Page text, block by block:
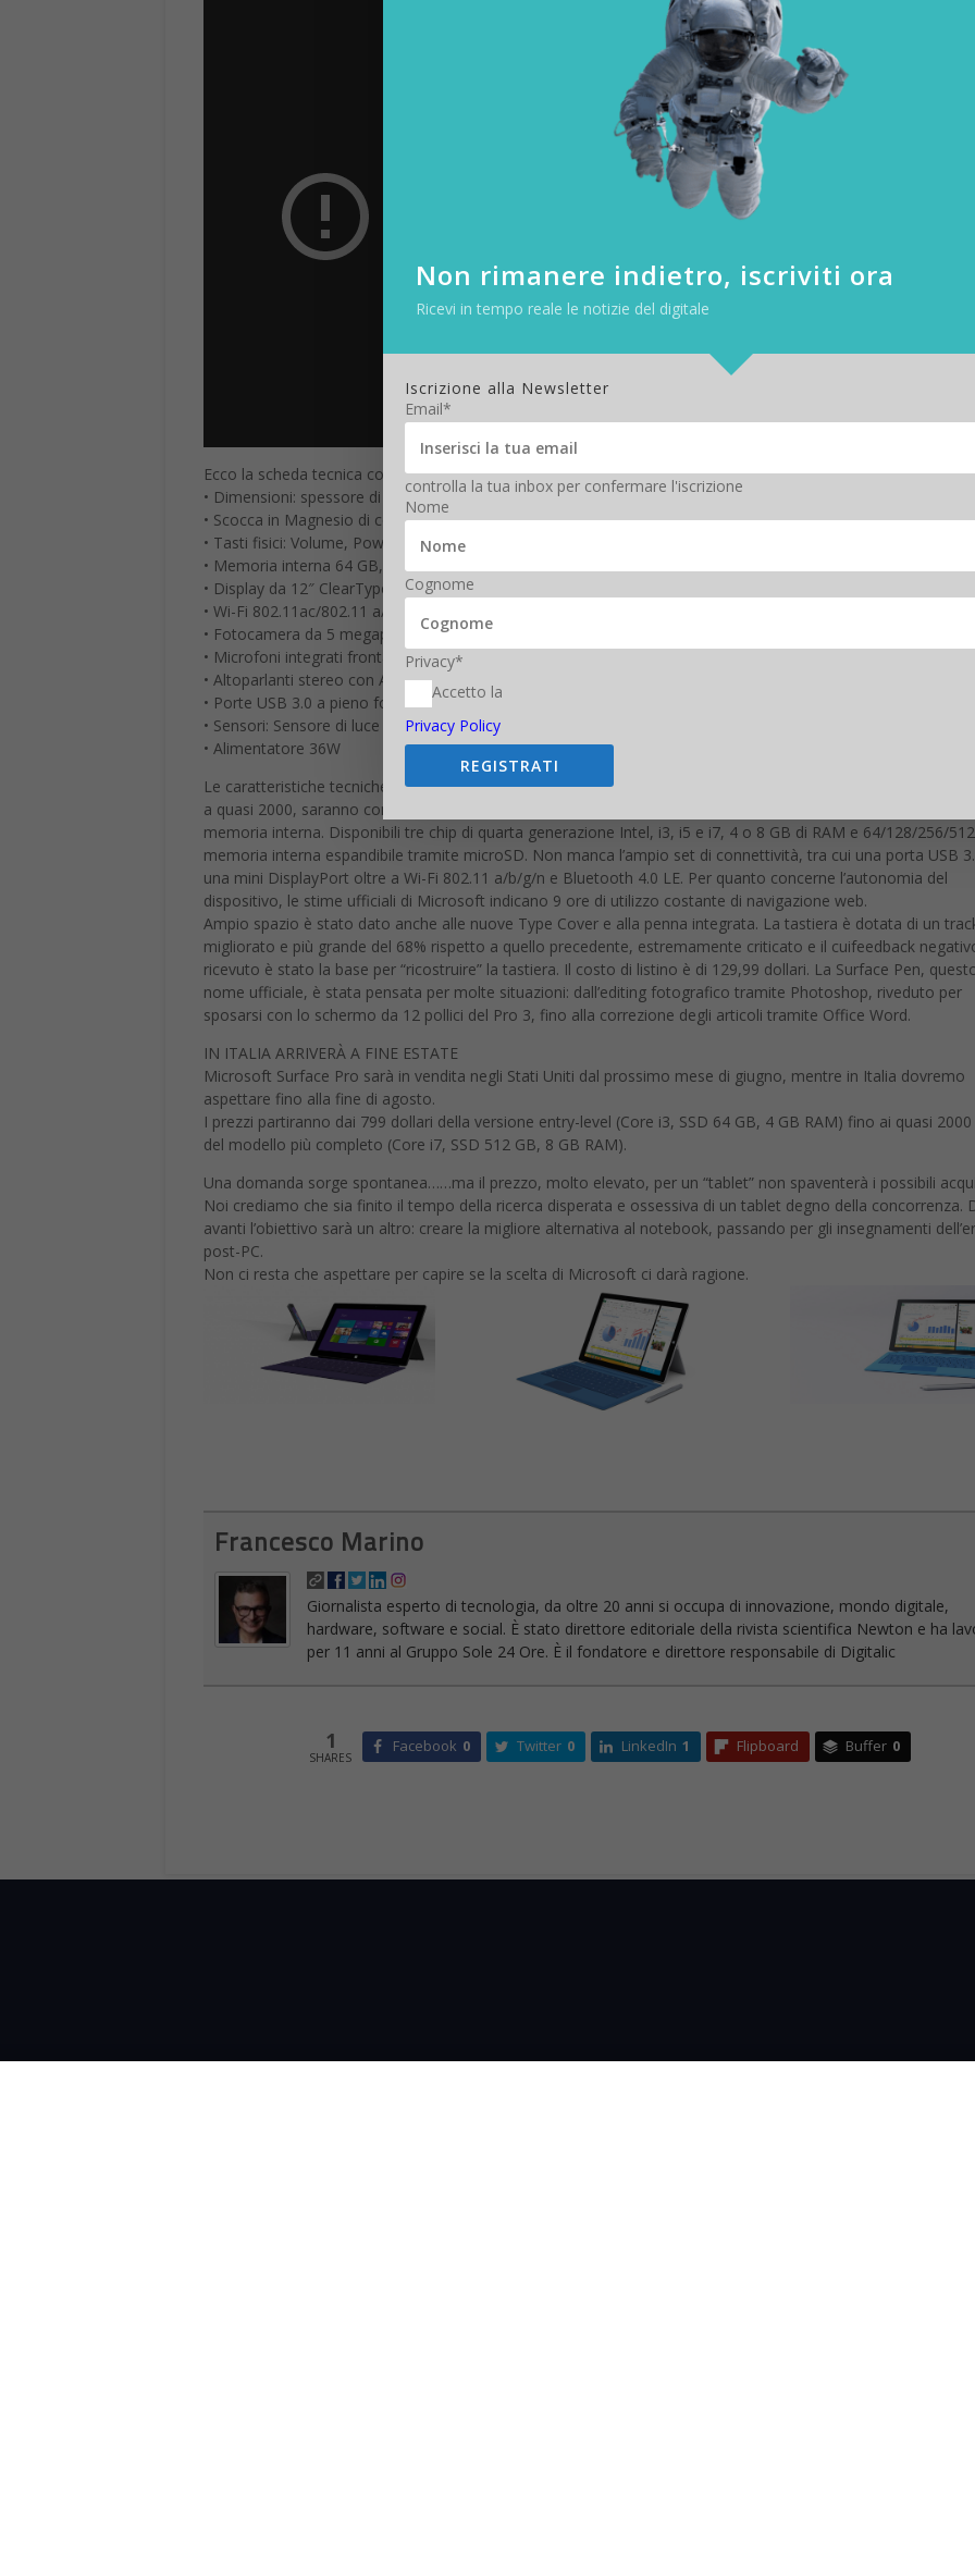
Ecco la scheda tecnica completa:
• Dimensioni: spessore di 9.1 mm e peso di 800 grammi
• Scocca in Magnesio di colore argento
• Tasti fisici: Volume, Power, Home
• Memoria interna 64 GB, 128 GB, 256 GB, 512 GB
• Display da 12″ ClearType con risoluzione 2160 x 1440 pixel con pennino capacitivo con 256 livelli di
• Wi-Fi 802.11ac/802.11 a/b/g/n, Bluetooth 4.0 LE
• Fotocamera da 5 megapixel su retro e fronte con video recording in Full HD 1080p
• Microfoni integrati frontali e posteriori
• Altoparlanti stereo con Audio Dolby
• Porte USB 3.0 a pieno formato, Lettore microSD, Jack cuffie, Mini DisplayPort
• Sensori: Sensore di luce ambientale, Accelerometro, Giroscopio, Magnetometro, Alimentatore
• Alimentatore 36W
Le caratteristiche tecniche dipendono dalla variante scelta. A salire da un prezzo base di 799 dollari, fino ad
a quasi 2000, saranno commercializzati più modelli a seconda del chip Intel integrato, della quantità di RAM e
memoria interna. Disponibili tre chip di quarta generazione Intel, i3, i5 e i7, 4 o 8 GB di RAM e 64/128/256/
memoria interna espandibile tramite microSD. Non manca l’ampio set di connettività, tra cui una porta USB
una mini DisplayPort oltre a Wi-Fi 802.11 a/b/g/n e Bluetooth 4.0 LE. Per quanto concerne l’autonomia del
dispositivo, le stime ufficiali di Microsoft indicano 9 ore di utilizzo costante di navigazione web.
Ampio spazio è stato dato anche alle nuove Type Cover e alla penna integrata. La tastiera è dotata di un
migliorato e più grande del 68% rispetto a quello precedente, estremamente criticato e il cuifeedback
ricevuto è stato la base per “ricostruire” la tastiera. Il costo di listino è di 129,99 dollari. La Surface Pen,
nome ufficiale, è stata pensata per molte situazioni: dall’editing fotografico tramite Photoshop, riveduto per
sposarsi con lo schermo da 12 pollici del Pro 3, fino alla correzione degli articoli tramite Office Word.
IN ITALIA ARRIVERÀ A FINE ESTATE
Microsoft Surface Pro sarà in vendita negli Stati Uniti dal prossimo mese di giugno, mentre in Italia dovremo
aspettare fino alla fine di agosto.
I prezzi partiranno dai 799 dollari della versione entry-level (Core i3, SSD 64 GB, 4 GB RAM) fino ai quasi
del modello più completo (Core i7, SSD 512 GB, 8 GB RAM).
Una domanda sorge spontanea……ma il prezzo, molto elevato, per un “tablet” non spaventerà i possibili
Noi crediamo che sia finito il tempo della ricerca disperata e ossessiva di un tablet degno della concorrenza.
avanti l’obiettivo sarà un altro: creare la migliore alternativa al notebook, passando per gli insegnamenti
post-PC.
Non ci resta che aspettare per capire se la scelta di Microsoft ci darà ragione.
Francesco Marino
Giornalista esperto di tecnologia, da oltre 20 anni si occupa di innovazione, mondo digitale,
hardware, software e social. È stato direttore editoriale della rivista scientifica Newton e ha
per 11 anni al Gruppo Sole 24 Ore. È il fondatore e direttore responsabile di Digitalic
1
SHARES
Facebook 0 Twitter 0 LinkedIn 1 Flipboard Buffer 0
Non rimanere indietro, iscriviti ora
Ricevi in tempo reale le notizie del digitale
Iscrizione alla Newsletter
Email*
controlla la tua inbox per confermare l'iscrizione
Nome
Cognome
Privacy*
Accetto la
Privacy Policy
REGISTRATI